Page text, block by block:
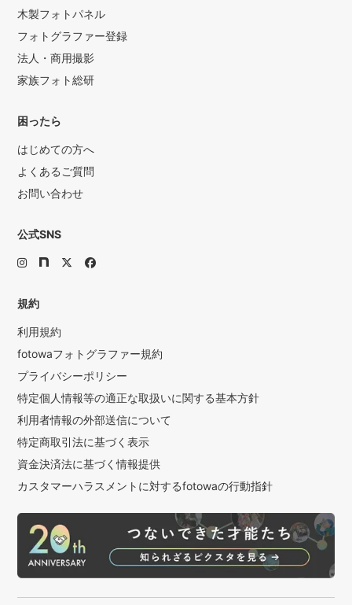
木製フォトパネル
フォトグラファー登録
法人・商用撮影
家族フォト総研
困ったら
はじめての方へ
よくあるご質問
お問い合わせ
公式SNS
規約
利用規約
fotowaフォトグラファー規約
プライバシーポリシー
特定個人情報等の適正な取扱いに関する基本方針
利用者情報の外部送信について
特定商取引法に基づく表示
資金決済法に基づく情報提供
カスタマーハラスメントに対するfotowaの行動指針